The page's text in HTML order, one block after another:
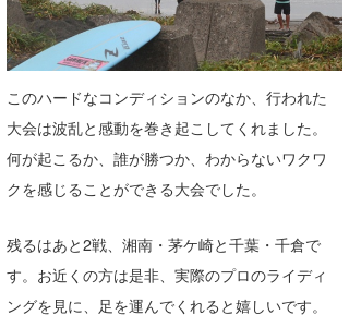
このハードなコンディションのなか、行われた
大会は波乱と感動を巻き起こしてくれました。
何が起こるか、誰が勝つか、わからないワクワ
クを感じることができる大会でした。
残るはあと2戦、湘南・茅ケ崎と千葉・千倉で
す。お近くの方は是非、実際のプロのライディ
ングを見に、足を運んでくれると嬉しいです。